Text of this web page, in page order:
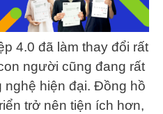
4.0 đã làm thay đổi rất
người cũng đang rất
nghệ hiện đại. Đồng hồ
trở nên tiện ích hơn,